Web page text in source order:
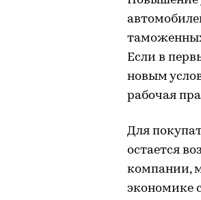
Если в
новым
рабочая
Для
остается
компании,
экономике